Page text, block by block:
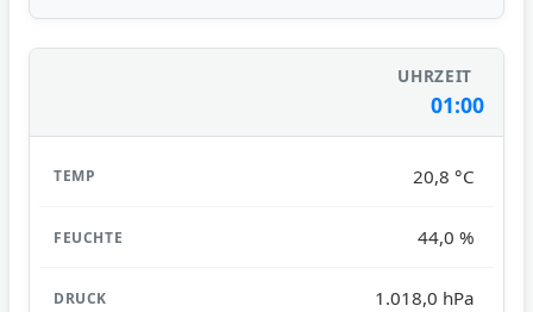
01:00
20,8 °C
44,0 %
1.018,0 hPa